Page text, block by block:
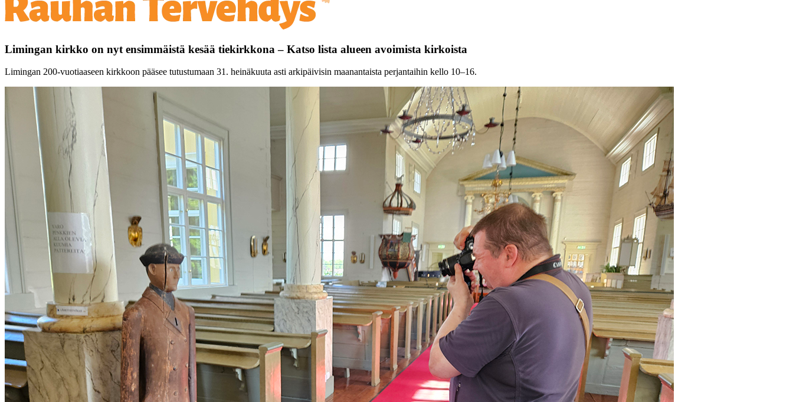
Limingan kirkko on nyt ensimmäistä kesää tiekirkkona – Katso lista alueen avoimista kirkoista
Limingan 200-vuotiaaseen kirkkoon pääsee tutustumaan 31. heinäkuuta asti arkipäivisin maanantaista perjantaihin kello 10–16.